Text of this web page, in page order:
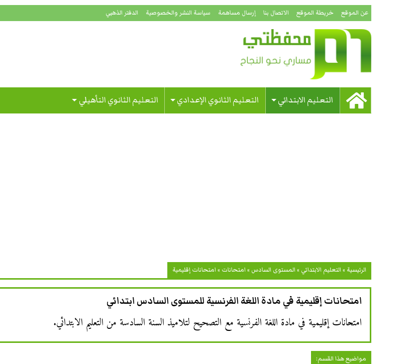
عن الموقع خريطة الموقع الاتصال بنا إرسال مساهمة سياسة النشر والخصوصية الدفتر الذهبي
التعليم الابتدائي التعليم الثانوي الإعدادي التعليم الثانوي التأهيلي
الرئيسية »التعليم الابتدائي »المستوى السادس »امتحانات »امتحانات إقليمية
امتحانات إقليمية في مادة اللغة الفرنسية للمستوى السادس ابتدائي
امتحانات إقليمية في مادة اللغة الفرنسية مع التصحيح لتلاميذ السنة السادسة من التعليم الابتدائي.
مواضيع هذا القسم: